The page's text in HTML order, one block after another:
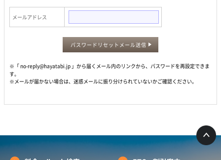
メールアドレス
パスワードリセットメール送信
※「 no-reply@hayatabi.jp 」から届くメール内のリンクから、パスワードを再設定できま
す。
※メールが届かない場合は、迷惑メールに振り分けられていないかご確認ください。